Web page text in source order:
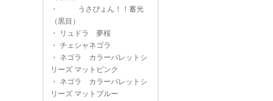
・
うさぴょん！！蓄光
（黒目）
・
リュドラ 夢桜
・ チェシャネゴラ
・ ネゴラ カラーパレットシ
リーズ マットピンク
・ ネゴラ カラーパレットシ
リーズ マットブルー